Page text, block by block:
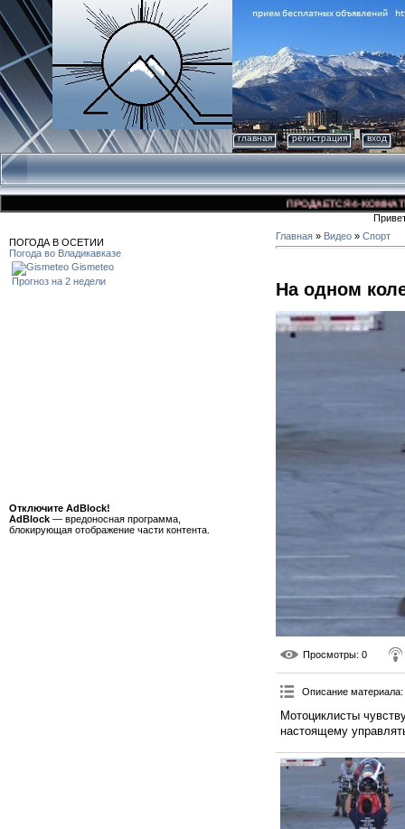
главная регистрация вход
ПРОДАЕТСЯ 4-
ПОГОДА В ОСЕТИИ
Погода во Владикавказе
Gismeteo
Прогноз на 2 недели
Отключите AdBlock!
AdBlock — вредоносная программа,
блокирующая отображение части контента.
Главная » Видео » Спорт
На одном
Просмотры: 0
Описание материала:
Мотоциклисты
настоящему